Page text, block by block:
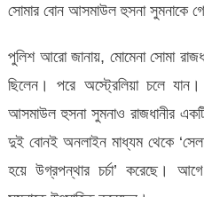
সোমার বোন আসমাউল হুসনা সুমনাকে
পুলিশ আরো জানায়, মোমেনা সোমা
ছিলেন। পরে অস্ট্রেলিয়া চলে যান।
আসমাউল হুসনা সুমনাও রাজধানীর
দুই বোনই অনলাইন মাধ্যম থেকে
হয়ে উগ্রপন্থার চর্চা’ করেছে।